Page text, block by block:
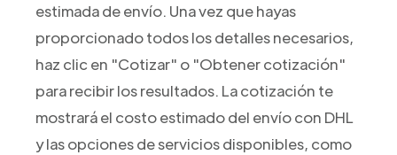
estimada de envío. Una vez que hayas
proporcionado todos los detalles necesarios,
haz clic en "Cotizar" o "Obtener cotización"
para recibir los resultados. La cotización te
mostrará el costo estimado del envío con DHL
y las opciones de servicios disponibles, como